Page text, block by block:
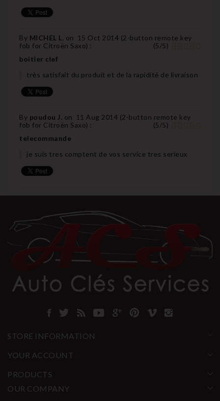
By MICHEL L. on 15 Oct 2014 (2-button remote key
fob for Citroën Saxo) : (5/5)
boitier clef
très satisfait du produit et de la rapidité de livraison
By poudou J. on 11 Aug 2014 (2-button remote key
fob for Citroën Saxo) : (5/5)
telecommande
je suis tres comptent de vos service tres serieux
STORE INFORMATION
YOUR ACCOUNT
PRODUCTS
OUR COMPANY